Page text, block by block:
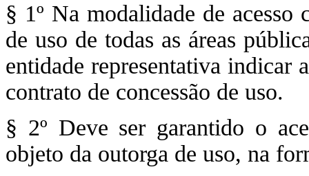
§ 1º Na modalidade de
de uso de todas as áreas
entidade representativa indicar
contrato de concessão de uso.
§ 2º Deve ser garantido o
objeto da outorga de uso, na